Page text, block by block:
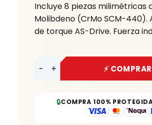
Incluye 8 piezas milimétricas
Molibdeno (CrMo SCM-
de torque AS-Drive. Fuerza
Piezas
YATO
cantidad
- + ⚡
🔒COMPRA 100%